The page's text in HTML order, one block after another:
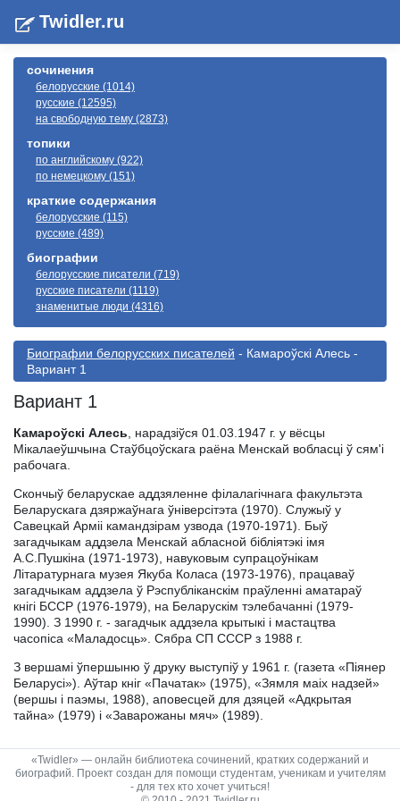
Twidler.ru
сочинения
белорусские (1014)
русские (12595)
на свободную тему (2873)
топики
по английскому (922)
по немецкому (151)
краткие содержания
белорусские (115)
русские (489)
биографии
белорусские писатели (719)
русские писатели (1119)
знаменитые люди (4316)
Биографии белорусскиx писателей - Камароўскі Алесь -
Вариант 1
Вариант 1
Камароўскі Алесь , нарадзіўся 01.03.1947 г. у вёсцы
Мікалаеўшчына Стаўбцоўскага раёна Менскай вобласці ў сям'і
рабочага.
Скончыў беларускае аддзяленне філалагічнага факультэта
Беларускага дзяржаўнага ўніверсітэта (1970). Служыў у
Савецкай Арміі камандзірам узвода (1970-1971). Быў
загадчыкам аддзела Менскай абласной бібліятэкі імя
А.С.Пушкіна (1971-1973), навуковым супрацоўнікам
Літаратурнага музея Якуба Коласа (1973-1976), працаваў
загадчыкам аддзела ў Рэспубліканскім праўленні аматараў
кнігі БССР (1976-1979), на Беларускім тэлебачанні (1979-
1990). З 1990 г. - загадчык аддзела крытыкі і мастацтва
часопіса «Маладосць». Сябра СП СССР з 1988 г.
З вершамі ўпершыню ў друку выступіў у 1961 г. (газета «Піянер
Беларусі»). Аўтар кніг «Пачатак» (1975), «Зямля маіх надзей»
(вершы і паэмы, 1988), аповесцей для дзяцей «Адкрытая
тайна» (1979) і «Заварожаны мяч» (1989).
«Twidler» — онлайн библиотека сочинений, кратких содержаний и
биографий. Проект создан для помощи студентам, ученикам и учителям
- для тех кто хочет учиться!